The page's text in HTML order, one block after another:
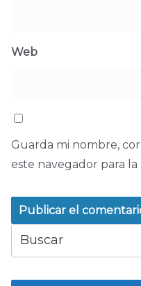
Web
Guarda mi nombre,
este navegador para